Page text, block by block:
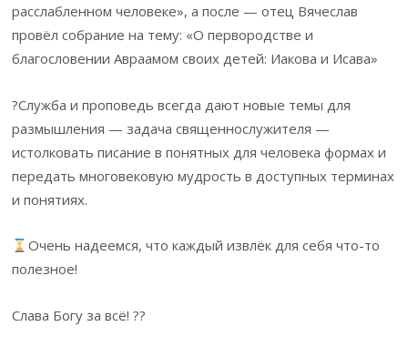
расслабленном человеке», а после — отец Вячеслав
провёл собрание на тему: «О первородстве и
благословении Авраамом своих детей: Иакова и Исава»
?Служба и проповедь всегда дают новые темы для
размышления — задача священнослужителя —
истолковать писание в понятных для человека формах и
передать многовековую мудрость в доступных терминах
и понятиях.
Очень надеемся, что каждый извлёк для себя что-то
полезное!
Слава Богу за всё! ??